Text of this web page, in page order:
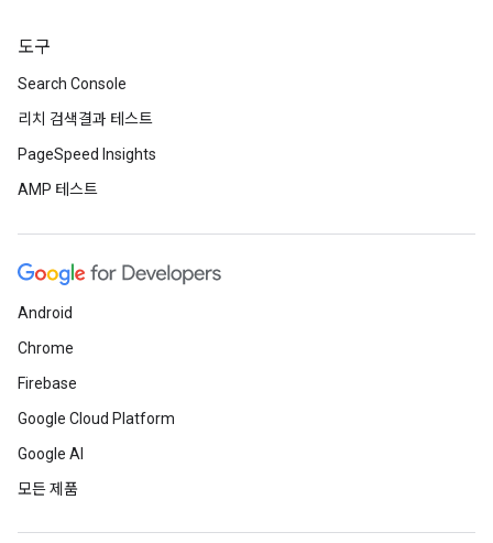
도구
Search Console
리치 검색결과 테스트
PageSpeed Insights
AMP 테스트
Android
Chrome
Firebase
Google Cloud Platform
Google AI
모든 제품